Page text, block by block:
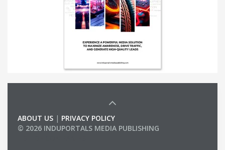
ABOUT US | PRIVACY POLICY
© 2026 INDUPORTALS MEDIA PUBLISHING